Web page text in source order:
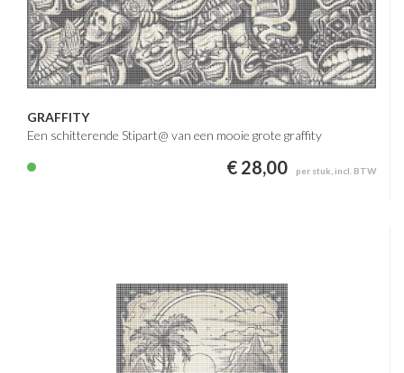
GRAFFITY
Een schitterende Stipart@ van een mooie grote graffity
€ 28,00 per stuk, incl. BTW